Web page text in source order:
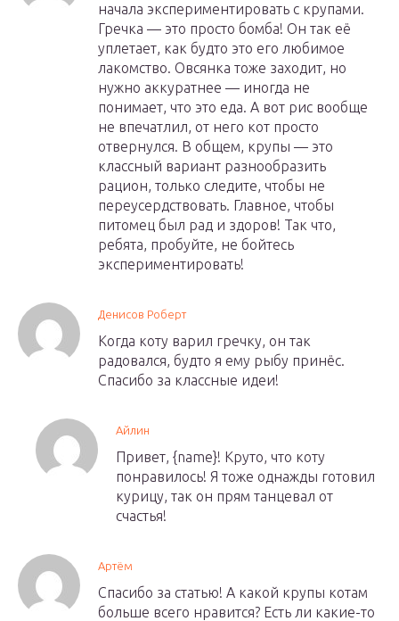
начала экспериментировать с крупами.
Гречка — это просто бомба! Он так её
уплетает, как будто это его любимое
лакомство. Овсянка тоже заходит, но
нужно аккуратнее — иногда не
понимает, что это еда. А вот рис вообще
не впечатлил, от него кот просто
отвернулся. В общем, крупы — это
классный вариант разнообразить
рацион, только следите, чтобы не
переусердствовать. Главное, чтобы
питомец был рад и здоров! Так что,
ребята, пробуйте, не бойтесь
экспериментировать!
Денисов Роберт
Когда коту варил гречку, он так
радовался, будто я ему рыбу принёс.
Спасибо за классные идеи!
Айлин
Привет, {name}! Круто, что коту
понравилось! Я тоже однажды готовил
курицу, так он прям танцевал от
счастья!
Артём
Спасибо за статью! А какой крупы котам
больше всего нравится? Есть ли какие-то